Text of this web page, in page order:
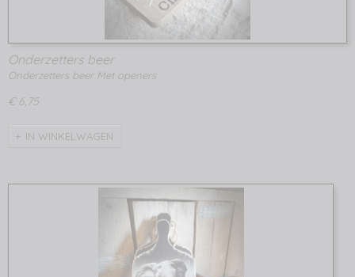
Onderzetters beer
Onderzetters beer Met openers
€ 6,75
IN WINKELWAGEN